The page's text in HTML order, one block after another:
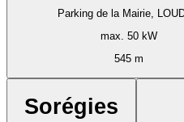
Parking de la Mairie,
max. 50 kW
545 m
Sorégies